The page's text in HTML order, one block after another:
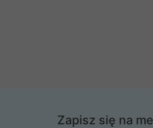
Zapisz się na